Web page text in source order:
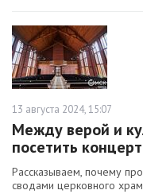
13 августа 2024, 15:07
Между верой и
посетить
Рассказываем, почему
сводами церковного